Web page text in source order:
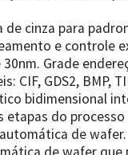
de cinza para
e controle
30nm. Grade
CIF, GDS2, BMP,
bidimensional
do processo
de wafer.